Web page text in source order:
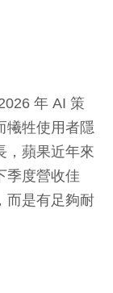
年 AI 策
犧牲使用者隱
，蘋果近年來
季度營收佳
而是有足夠耐